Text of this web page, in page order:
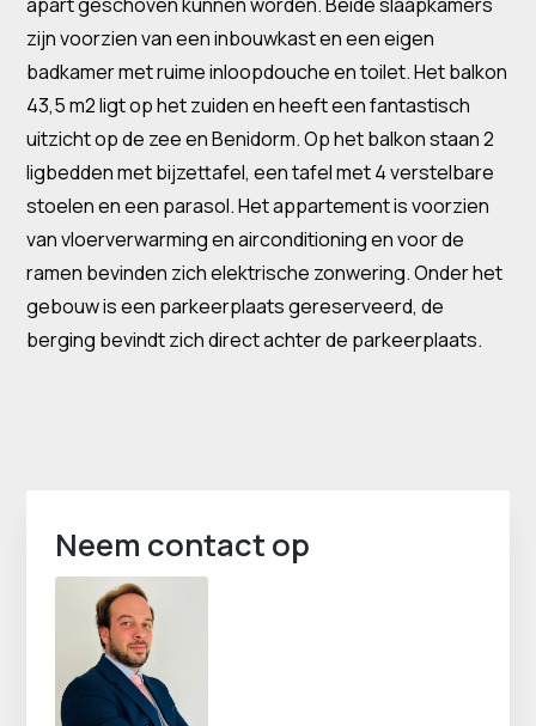
zijn voorzien van een inbouwkast en een eigen
badkamer met ruime inloopdouche en toilet. Het balkon
43,5 m2 ligt op het zuiden en heeft een fantastisch
uitzicht op de zee en Benidorm. Op het balkon staan ​​2
ligbedden met bijzettafel, een tafel met 4 verstelbare
stoelen en een parasol. Het appartement is voorzien
van vloerverwarming en airconditioning en voor de
ramen bevinden zich elektrische zonwering. Onder het
gebouw is een parkeerplaats gereserveerd, de
berging bevindt zich direct achter de parkeerplaats.
Neem contact op